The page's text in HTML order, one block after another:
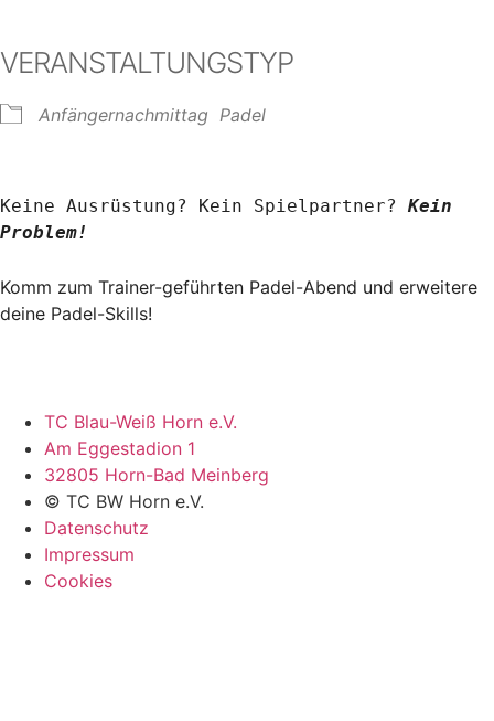
VERANSTALTUNGSTYP
Anfängernachmittag Padel
Keine Ausrüstung? Kein Spielpartner? Kein
Problem!
Komm zum Trainer-geführten Padel-Abend und erweitere
deine Padel-Skills!
TC Blau-Weiß Horn e.V.
Am Eggestadion 1
32805 Horn-Bad Meinberg
© TC BW Horn e.V.
Datenschutz
Impressum
Cookies